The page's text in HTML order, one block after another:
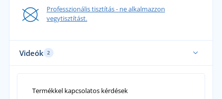
Professzionális tisztítás - ne alkalmazzon
vegytisztítást.
Videók 2
Termékkel kapcsolatos kérdések